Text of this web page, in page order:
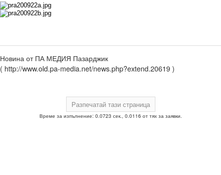
Новина от ПА МЕДИЯ Пазарджик
( http://www.old.pa-media.net/news.php?extend.20619 )
Време за изпълнение: 0.0723 сек., 0.0116 от тях за заявки.